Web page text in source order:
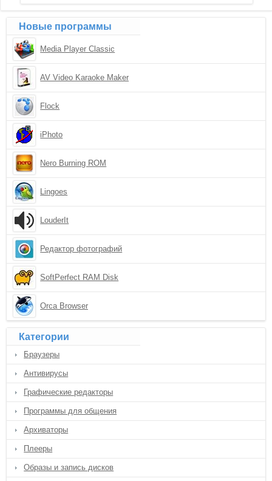
Новые программы
Media Player Classic
AV Video Karaoke Maker
Flock
iPhoto
Nero Burning ROM
Lingoes
LouderIt
Редактор фотографий
SoftPerfect RAM Disk
Orca Browser
Категории
Браузеры
Антивирусы
Графические редакторы
Программы для общения
Архиваторы
Плееры
Образы и запись дисков